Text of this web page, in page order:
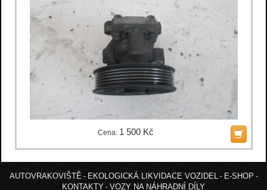
Cena: 1 500 Kč
AUTOVRAKOVIŠTĚ - EKOLOGICKÁ LIKVIDACE VOZIDEL - E-SHOP -
KONTAKTY - VOZY NA NÁHRADNÍ DÍLY